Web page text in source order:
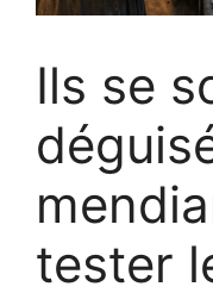
Ils se
tester